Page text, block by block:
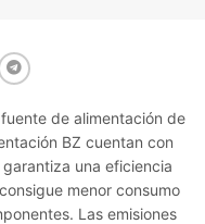
de alimentación de
BZ cuentan con
una eficiencia
menor consumo
Las emisiones